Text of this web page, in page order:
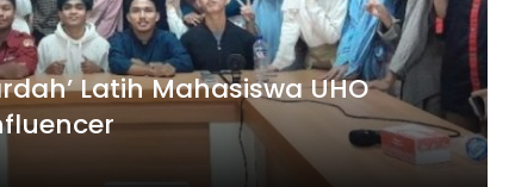
Latih Mahasiswa UHO